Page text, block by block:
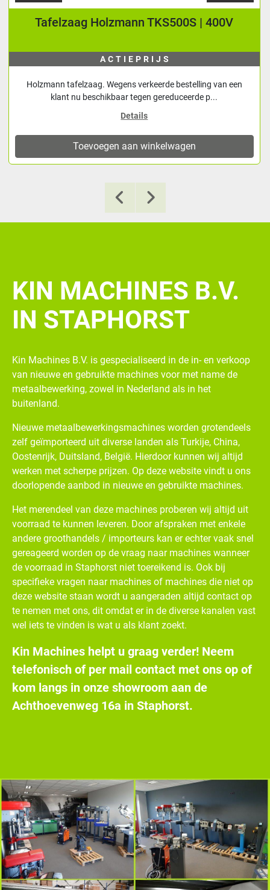
Tafelzaag Holzmann TKS500S | 400V
ACTIEPRIJS
Holzmann tafelzaag. Wegens verkeerde bestelling van een
klant nu beschikbaar tegen gereduceerde p...
Details
Toevoegen aan winkelwagen
KIN MACHINES B.V.
IN STAPHORST
Kin Machines B.V. is gespecialiseerd in de in- en verkoop
van nieuwe en gebruikte machines voor met name de
metaalbewerking, zowel in Nederland als in het
buitenland.
Nieuwe metaalbewerkingsmachines worden grotendeels
zelf geïmporteerd uit diverse landen als Turkije, China,
Oostenrijk, Duitsland, België. Hierdoor kunnen wij altijd
werken met scherpe prijzen. Op deze website vindt u ons
doorlopende aanbod in nieuwe en gebruikte machines.
Het merendeel van deze machines proberen wij altijd uit
voorraad te kunnen leveren. Door afspraken met enkele
andere groothandels / importeurs kan er echter vaak snel
gereageerd worden op de vraag naar machines wanneer
de voorraad in Staphorst niet toereikend is. Ook bij
specifieke vragen naar machines of machines die niet op
deze website staan wordt u aangeraden altijd contact op
te nemen met ons, dit omdat er in de diverse kanalen vast
wel iets te vinden is wat u als klant zoekt.
Kin Machines helpt u graag verder! Neem
telefonisch of per mail contact met ons op of
kom langs in onze showroom aan de
Achthoevenweg 16a in Staphorst.